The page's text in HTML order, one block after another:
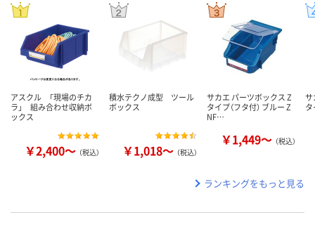
アスクル 「現場のチカ
ラ」 組み合わせ収納ボ
ックス
￥2,400～ （税込）
積水テクノ成型 ツール
ボックス
￥1,018～ （税込）
サカエ パーツボックス Z
タイプ（フタ付） ブルー Z
NF…
￥1,449～ （税込）
サ
ランキングをもっと見る